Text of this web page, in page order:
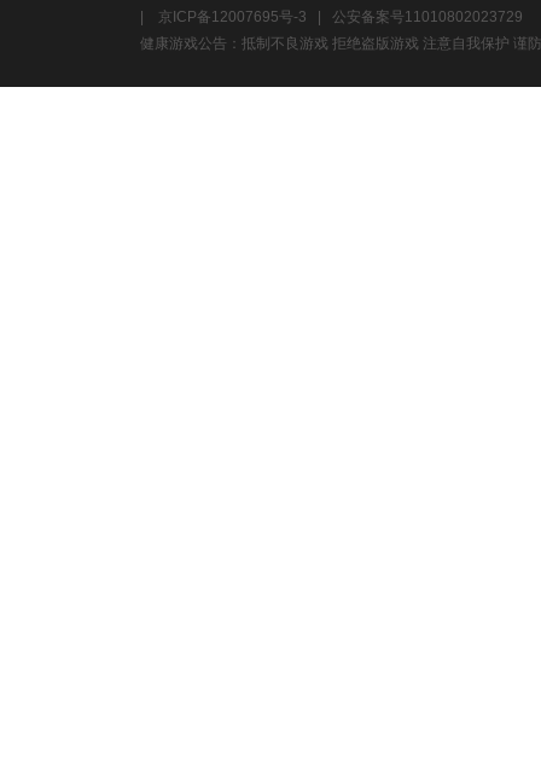
京ICP备12007695号-3
公安备案号11010802023729
健康游戏公告：抵制不良游戏 拒绝盗版游戏 注意自我保护 谨